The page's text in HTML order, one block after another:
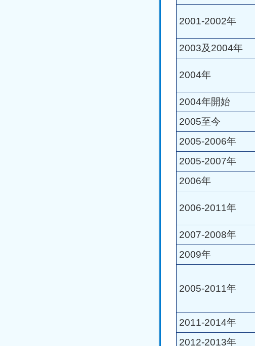
2001-2002年
2003及2004年
2004年
2004年開始
2005至今
2005-2006年
2005-2007年
2006年
2006-2011年
2007-2008年
2009年
2005-2011年
2011-2014年
2012-2013年